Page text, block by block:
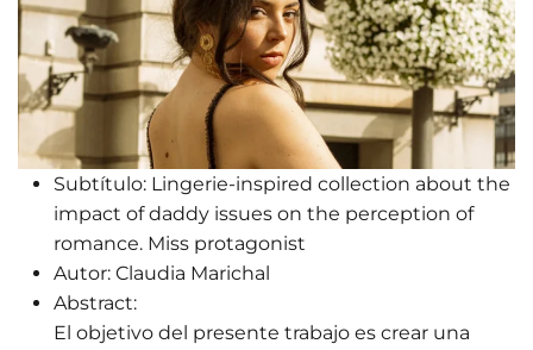
Subtítulo: Lingerie-inspired collection about the
impact of daddy issues on the perception of
romance. Miss protagonist
Autor: Claudia Marichal
Abstract:
El objetivo del presente trabajo es crear una